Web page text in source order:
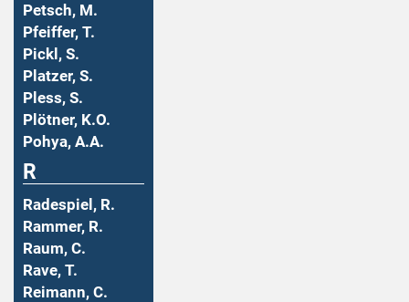
Petsch, M.
Pfeiffer, T.
Pickl, S.
Platzer, S.
Pless, S.
Plötner, K.O.
Pohya, A.A.
R
Radespiel, R.
Rammer, R.
Raum, C.
Rave, T.
Reimann, C.